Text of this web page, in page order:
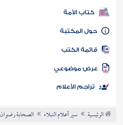
كتب PDF
كتاب الأمة
المكتبة
الكتب
موضوعي
تراجم الأعلام
الرئيسية سير أعلام النبلاء الصحابة رضوان